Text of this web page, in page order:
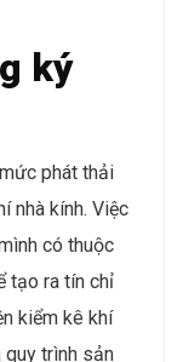
ký
phát thải
nhà kính. Việc
có thuộc
tạo ra tín chỉ
kiểm kê khí
quy trình sản